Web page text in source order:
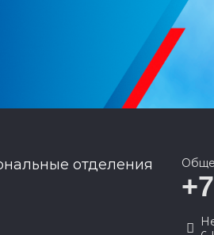
отделения